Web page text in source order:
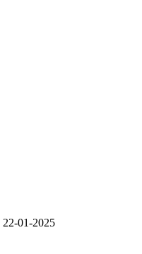
22-01-2025